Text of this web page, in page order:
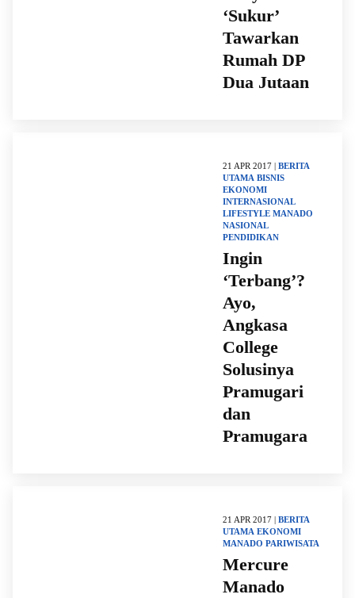
‘Sukur’
Tawarkan
Rumah DP
Dua Jutaan
21 APR 2017 | BERITA
UTAMA BISNIS
EKONOMI
INTERNASIONAL
LIFESTYLE MANADO
NASIONAL
PENDIDIKAN
Ingin
‘Terbang’?
Ayo,
Angkasa
College
Solusinya
Pramugari
dan
Pramugara
21 APR 2017 | BERITA
UTAMA EKONOMI
MANADO PARIWISATA
Mercure
Manado